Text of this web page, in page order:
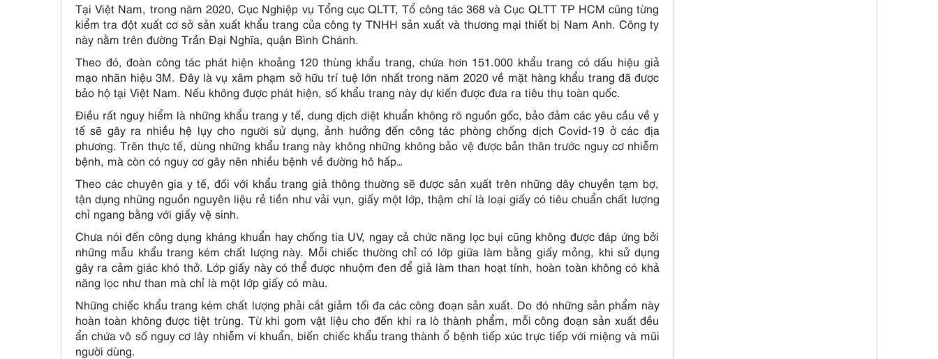
Tại Việt Nam, trong năm 2020, Cục Nghiệp vụ Tổng cục QLTT, Tổ công tác 368 và Cục QLTT TP HCM cũng từng
kiểm tra đột xuất cơ sở sản xuất khẩu trang của công ty TNHH sản xuất và thương mại thiết bị Nam Anh. Công ty
này nằm trên đường Trần Đại Nghĩa, quận Bình Chánh.
Theo đó, đoàn công tác phát hiện khoảng 120 thùng khẩu trang, chứa hơn 151.000 khẩu trang có dấu hiệu giả
mạo nhãn hiệu 3M. Đây là vụ xâm phạm sở hữu trí tuệ lớn nhất trong năm 2020 về mặt hàng khẩu trang đã được
bảo hộ tại Việt Nam. Nếu không được phát hiện, số khẩu trang này dự kiến được đưa ra tiêu thụ toàn quốc.
Điều rất nguy hiểm là những khẩu trang y tế, dung dịch diệt khuẩn không rõ nguồn gốc, bảo đảm các yêu cầu về y
tế sẽ gây ra nhiều hệ lụy cho người sử dụng, ảnh hưởng đến công tác phòng chống dịch Covid-19 ở các địa
phương. Trên thực tế, dùng những khẩu trang này không những không bảo vệ được bản thân trước nguy cơ nhiễm
bệnh, mà còn có nguy cơ gây nên nhiều bệnh về đường hô hấp…
Theo các chuyên gia y tế, đối với khẩu trang giả thông thường sẽ được sản xuất trên những dây chuyền tạm bợ,
tận dụng những nguồn nguyên liệu rẻ tiền như vải vụn, giấy một lớp, thậm chí là loại giấy có tiêu chuẩn chất lượng
chỉ ngang bằng với giấy vệ sinh.
Chưa nói đến công dụng kháng khuẩn hay chống tia UV, ngay cả chức năng lọc bụi cũng không được đáp ứng bởi
những mẫu khẩu trang kém chất lượng này. Mỗi chiếc thường chỉ có lớp giữa làm bằng giấy mỏng, khi sử dụng
gây ra cảm giác khó thở. Lớp giấy này có thể được nhuộm đen để giả làm than hoạt tính, hoàn toàn không có khả
năng lọc như than mà chỉ là một lớp giấy có màu.
Những chiếc khẩu trang kém chất lượng phải cắt giảm tối đa các công đoạn sản xuất. Do đó những sản phẩm này
hoàn toàn không được tiệt trùng. Từ khi gom vật liệu cho đến khi ra lò thành phẩm, mỗi công đoạn sản xuất đều
ẩn chứa vô số nguy cơ lây nhiễm vi khuẩn, biến chiếc khẩu trang thành ổ bệnh tiếp xúc trực tiếp với miệng và mũi
người dùng.